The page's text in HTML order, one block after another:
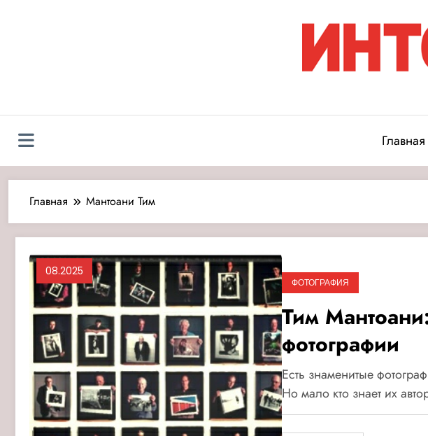
Журнал
Главная
Главная Мантоани Тим
08.2025
ФОТОГРАФИЯ
Тим
фотографии
Есть знаменитые
Но мало кто знает их